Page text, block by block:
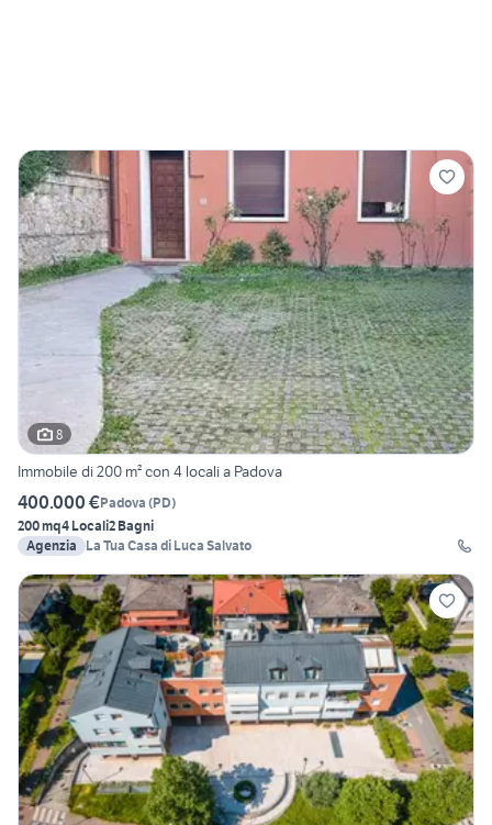
8
Immobile di 200 m² con 4 locali a Padova
400.000 €Padova (PD)
200 mq4 Locali2 Bagni
Agenzia
La Tua Casa di Luca Salvato